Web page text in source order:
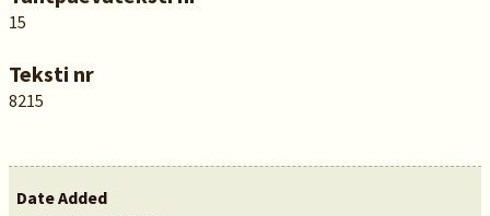
15
Teksti nr
8215
Date Added